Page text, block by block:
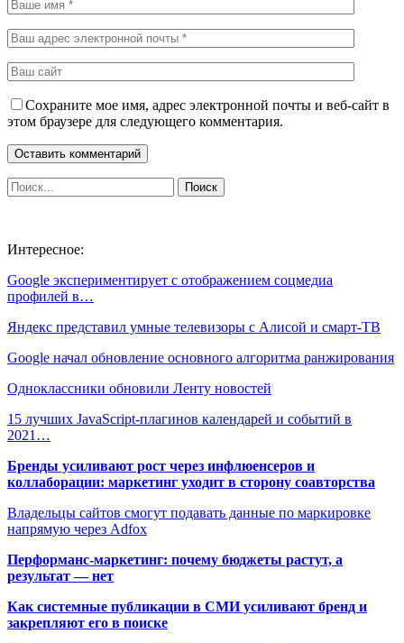
Сохраните мое имя, адрес электронной почты и веб-сайт в
этом браузере для следующего комментария.
Интересное:
Google экспериментирует с отображением соцмедиа
профилей в…
Яндекс представил умные телевизоры с Алисой и смарт-ТВ
Google начал обновление основного алгоритма ранжирования
Одноклассники обновили Ленту новостей
15 лучших JavaScript-плагинов календарей и событий в
2021…
Бренды усиливают рост через инфлюенсеров и
коллаборации: маркетинг уходит в сторону соавторства
Владельцы сайтов смогут подавать данные по маркировке
напрямую через Adfox
Перформанс-маркетинг: почему бюджеты растут, а
результат — нет
Как системные публикации в СМИ усиливают бренд и
закрепляют его в поиске